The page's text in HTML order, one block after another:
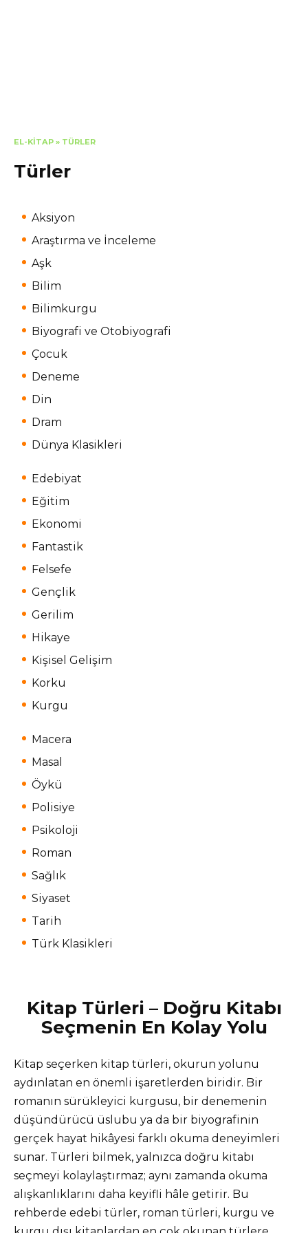
EL-KITAP » TÜRLER
Türler
Aksiyon
Araştırma ve İnceleme
Aşk
Bilim
Bilimkurgu
Biyografi ve Otobiyografi
Çocuk
Deneme
Din
Dram
Dünya Klasikleri
Edebiyat
Eğitim
Ekonomi
Fantastik
Felsefe
Gençlik
Gerilim
Hikaye
Kişisel Gelişim
Korku
Kurgu
Macera
Masal
Öykü
Polisiye
Psikoloji
Roman
Sağlık
Siyaset
Tarih
Türk Klasikleri
Kitap Türleri – Doğru Kitabı
Seçmenin En Kolay Yolu
Kitap seçerken kitap türleri, okurun yolunu
aydınlatan en önemli işaretlerden biridir. Bir
romanın sürükleyici kurgusu, bir denemenin
düşündürücü üslubu ya da bir biyografinin
gerçek hayat hikâyesi farklı okuma deneyimleri
sunar. Türleri bilmek, yalnızca doğru kitabı
seçmeyi kolaylaştırmaz; aynı zamanda okuma
alışkanlıklarını daha keyifli hâle getirir. Bu
rehberde edebi türler, roman türleri, kurgu ve